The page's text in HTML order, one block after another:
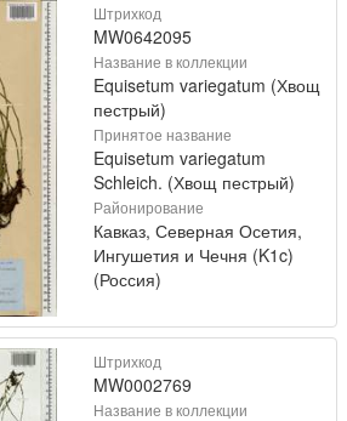
Штрихкод
MW0642095
Название в коллекции
Equisetum variegatum (Хвощ
пестрый)
Принятое название
Equisetum variegatum
Schleich. (Хвощ пестрый)
Районирование
Кавказ, Северная Осетия,
Ингушетия и Чечня (K1c)
(Россия)
Штрихкод
MW0002769
Название в коллекции